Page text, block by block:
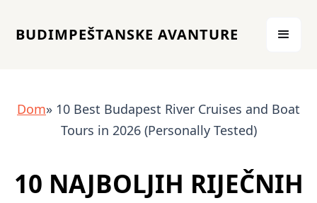
BUDIMPEŠTANSKE AVANTURE
Dom» 10 Best Budapest River Cruises and Boat
Tours in 2026 (Personally Tested)
10 NAJBOLJIH RIJEČNIH